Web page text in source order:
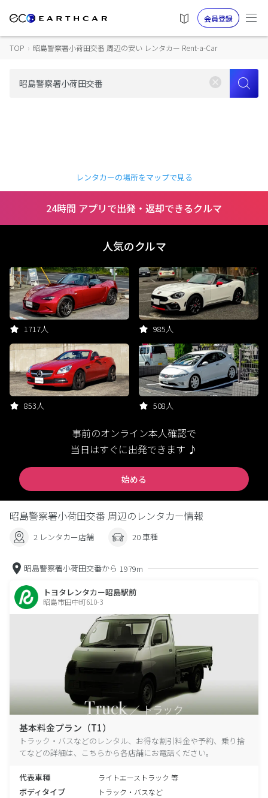
会員登録
TOP › 昭島警察署小荷田交番 周辺の安い レンタカー Rent-a-Car
レンタカーの場所をマップで見る
24時間 アプリで出発・返却できるクルマ
人気のクルマ
1717人 985人
853人 508人
事前のオンライン本人確認で
当日はすぐに出発できます ♪
始める
昭島警察署小荷田交番 周辺のレンタカー情報
2 レンタカー店舗 20 車種
昭島警察署小荷田交番から 1979m
トヨタレンタカー昭島駅前
昭島市田中町610-3
基本料金プラン（T1）
トラック・バスなどのレンタル、お得な割引料金や予約、乗り捨
てなどの詳細は、こちらから各店舗にお電話ください。
代表車種 ライトエーストラック 等
ボディタイプ トラック・バスなど